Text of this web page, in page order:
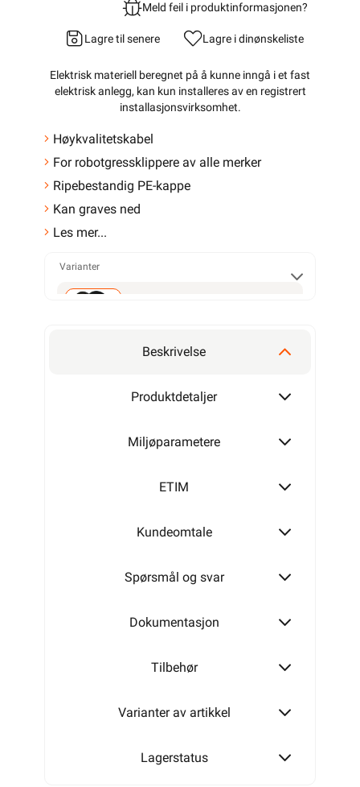
Meld feil i produktinformasjonen?
Lagre til senere Lagre i dinønskeliste
Elektrisk materiell beregnet på å kunne inngå i et fast
elektrisk anlegg, kan kun installeres av en registrert
installasjonsvirksomhet.
Høykvalitetskabel
For robotgressklippere av alle merker
Ripebestandig PE-kappe
Kan graves ned
Les mer...
Varianter
100m
500m
Beskrivelse
Produktdetaljer
Miljøparametere
ETIM
Kundeomtale
Spørsmål og svar
Dokumentasjon
Tilbehør
Varianter av artikkel
Lagerstatus